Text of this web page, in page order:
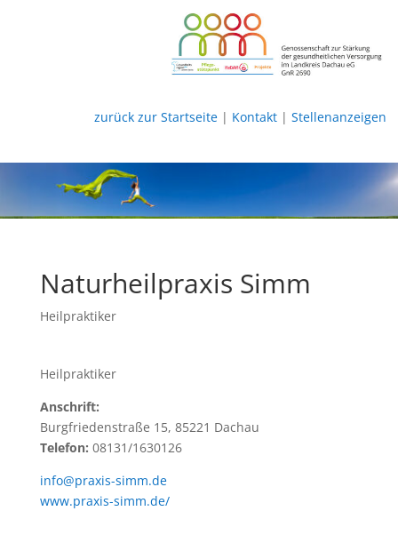
zurück zur Startseite| Kontakt| Stellenanzeigen
Naturheilpraxis Simm
Heilpraktiker
Heilpraktiker
Anschrift:
Burgfriedenstraße 15, 85221 Dachau
Telefon: 08131/1630126
info@praxis-simm.de
www.praxis-simm.de/